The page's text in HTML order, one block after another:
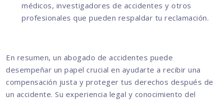
médicos, investigadores de accidentes y otros
profesionales que pueden respaldar tu reclamación.
En resumen, un abogado de accidentes puede
desempeñar un papel crucial en ayudarte a recibir una
compensación justa y proteger tus derechos después de
un accidente. Su experiencia legal y conocimiento del